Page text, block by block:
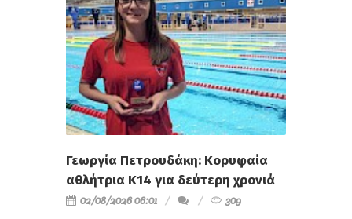
Γεωργία Πετρουδάκη: Κορυφαία
αθλήτρια Κ14 για δεύτερη χρονιά
02/08/2026 06:01 309